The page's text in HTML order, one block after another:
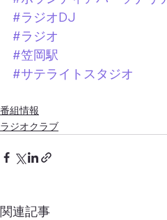
#ラジオDJ
#ラジオ
#笠岡駅
#サテライトスタジオ
番組情報
ラジオクラブ
関連記事